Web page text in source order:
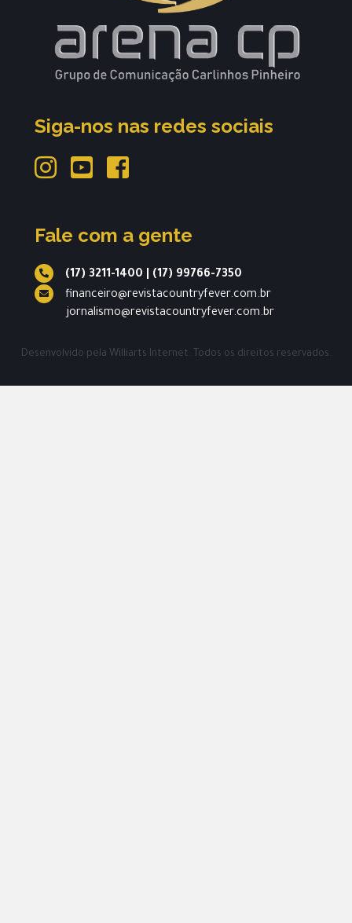
Siga-nos nas redes sociais
Fale com a gente
(17) 3211-1400
(17) 99766-7350
financeiro@revistacountryfever.com.br
jornalismo@revistacountryfever.com.br
Desenvolvido pela Williarts Internet. Todos os direitos reservados.